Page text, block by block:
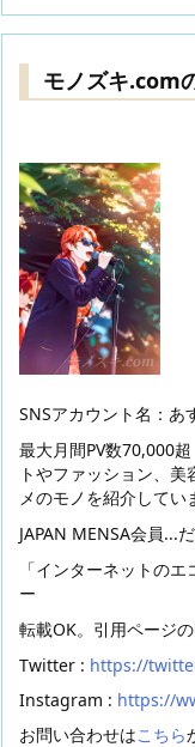
モノズキ.com
SNSアカウント名：あ
最大月間PV数70,000
トやファッション、
メのモノを紹介してい
JAPAN MENSA会員...
「インターネットの
ー
転載OK。引用ページ
Twitter : https://
Instagram : https://
お問い合わせはこちら